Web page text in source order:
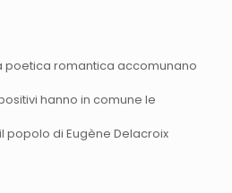
poetica romantica accomunano
hanno in comune le
popolo di Eugène Delacroix